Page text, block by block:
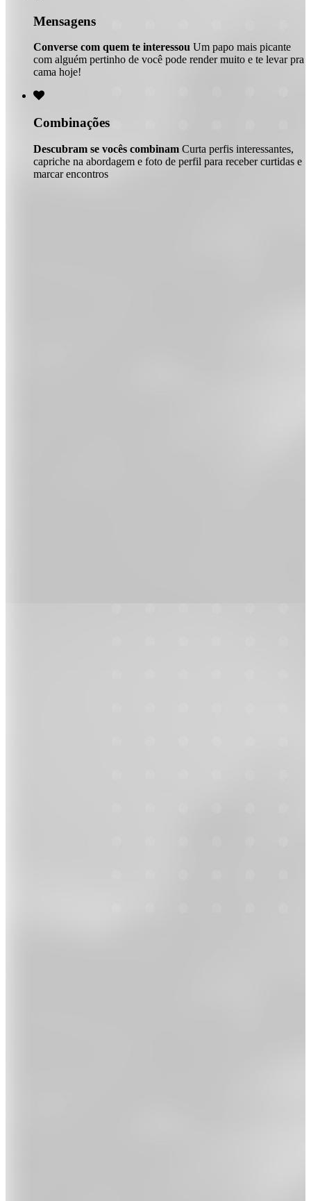
Mensagens
Converse com quem te interessou Um papo mais picante
com alguém pertinho de você pode render muito e te levar pra
cama hoje!

Combinações
Descubram se vocês combinam Curta perfis interessantes,
capriche na abordagem e foto de perfil para receber curtidas e
marcar encontros